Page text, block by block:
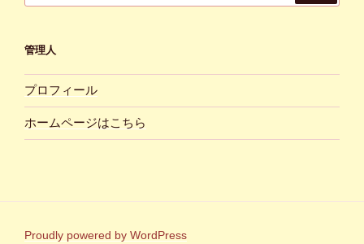
管理人
プロフィール
ホームページはこちら
Proudly powered by WordPress